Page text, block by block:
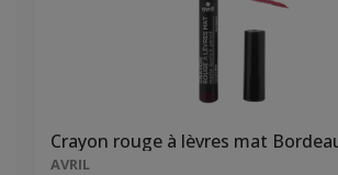
Crayon rouge à lèvres mat
AVRIL